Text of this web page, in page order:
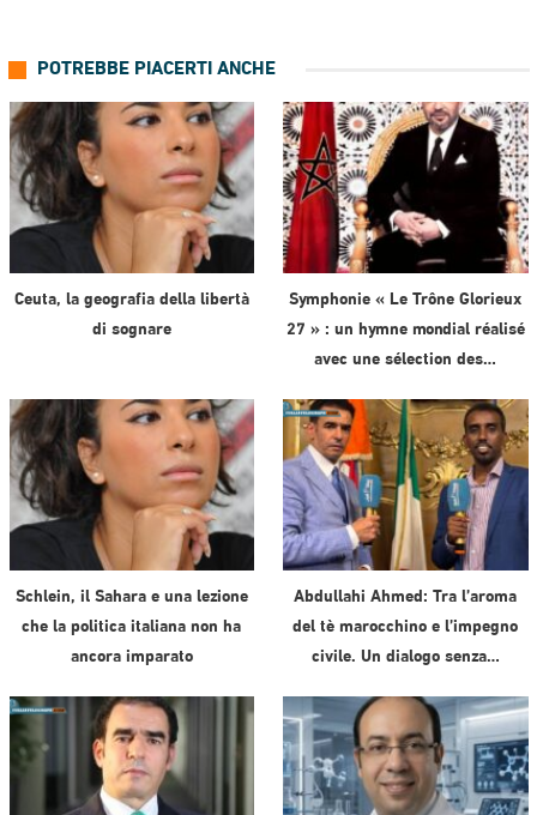
POTREBBE PIACERTI ANCHE
Ceuta, la geografia della libertà
di sognare
Symphonie « Le Trône Glorieux
27 » : un hymne mondial réalisé
avec une sélection des…
Schlein, il Sahara e una lezione
che la politica italiana non ha
ancora imparato
Abdullahi Ahmed: Tra l’aroma
del tè marocchino e l’impegno
civile. Un dialogo senza…